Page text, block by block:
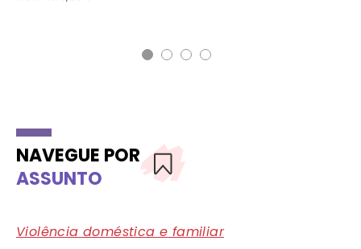
NAVEGUE POR
ASSUNTO
Violência doméstica e familiar